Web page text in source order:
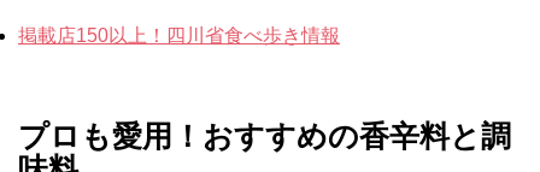
掲載店150以上！四川省食べ歩き情報
プロも愛用！おすすめの香辛料と調